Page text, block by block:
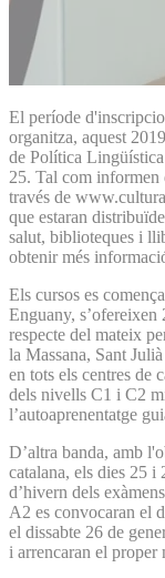
El període
organitza, aquest
de Política
25. Tal com informen
través de
que estaran
salut, biblioteques i
obtenir més
Els cursos es
Enguany, s’ofereixen
respecte del mateix
la Massana, Sant
en tots els centres de
dels nivells C1 i C2
l’autoaprenentatge
D’altra banda, amb
catalana, els dies 25
d’hivern dels
A2 es convocaran el
el dissabte 26 de
i arrencaran el proper